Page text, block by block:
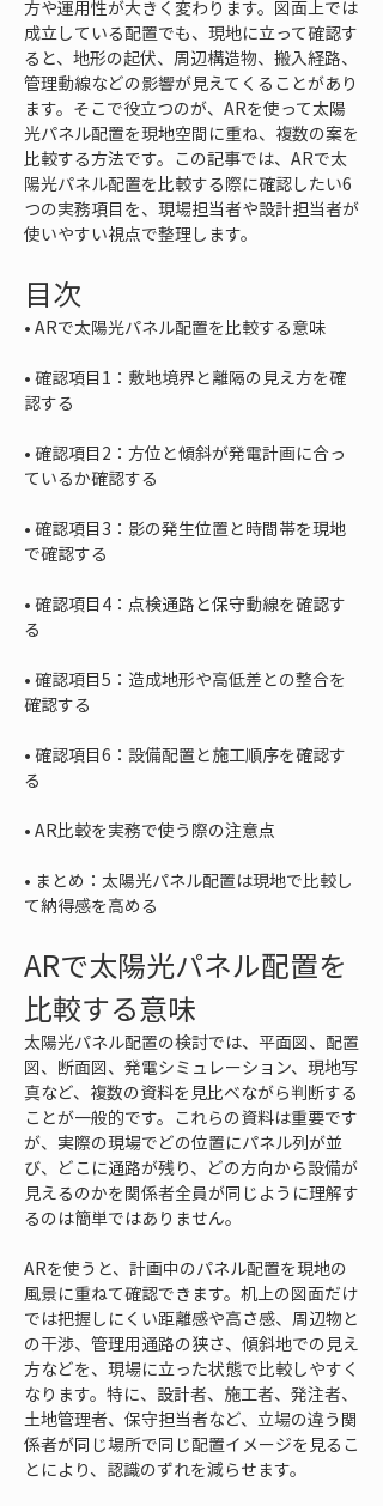
方や運用性が大きく変わります。図面上では
成立している配置でも、現地に立って確認す
ると、地形の起伏、周辺構造物、搬入経路、
管理動線などの影響が見えてくることがあり
ます。そこで役立つのが、ARを使って太陽
光パネル配置を現地空間に重ね、複数の案を
比較する方法です。この記事では、ARで太
陽光パネル配置を比較する際に確認したい6
つの実務項目を、現場担当者や設計担当者が
使いやすい視点で整理します。
目次
•
• 確認項目1：敷地境界と離隔の見え方を確
• 確認項目2：方位と傾斜が発電計画に合っ
• 確認項目3：影の発生位置と時間帯を現地
• 確認項目4：点検通路と保守動線を確認す
• 確認項目5：造成地形や高低差との整合を
• 確認項目6：設備配置と施工順序を確認す
•
• まとめ：太陽光パネル配置は現地で比較し
て納得感を高める
ARで太陽光パネル配置を
比較する意味
太陽光パネル配置の検討では、平面図、配置
図、断面図、発電シミュレーション、現地写
真など、複数の資料を見比べながら判断する
ことが一般的です。これらの資料は重要です
が、実際の現場でどの位置にパネル列が並
び、どこに通路が残り、どの方向から設備が
見えるのかを関係者全員が同じように理解す
るのは簡単ではありません。
ARを使うと、計画中のパネル配置を現地の
風景に重ねて確認できます。机上の図面だけ
では把握しにくい距離感や高さ感、周辺物と
の干渉、管理用通路の狭さ、傾斜地での見え
方などを、現場に立った状態で比較しやすく
なります。特に、設計者、施工者、発注者、
土地管理者、保守担当者など、立場の違う関
係者が同じ場所で同じ配置イメージを見るこ
とにより、認識のずれを減らせます。